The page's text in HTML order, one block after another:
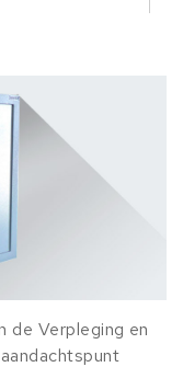
de Verpleging en